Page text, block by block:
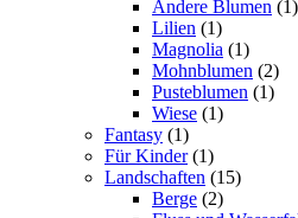
Andere Blumen (1)
Lilien (1)
Magnolia (1)
Mohnblumen (2)
Pusteblumen (1)
Wiese (1)
Fantasy (1)
Für Kinder (1)
Landschaften (15)
Berge (2)